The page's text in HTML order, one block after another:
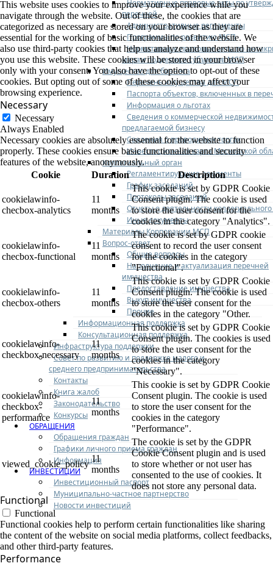
Нормативные правовые акты по
перечней
Административные регламенты
Программы по развитию МСП
Нормативные правовые акты по
мерам поддержки субъектов МСП
Имущество для бизнеса
Перечень имущества для МСП
Паспорта объектов, включенных в
Информация о льготах
Сведения о коммерческой
предлагаемой бизнесу
Сведения о проводимых торгах
Инвестиционная карта Московской
Коллегиальный орган
Регламентирующие документы
График заседаний
Протоколы заседаний
Отчеты о деятельности
Иные документы
Материалы Корпорации МСП
Вопрос-ответ
Общие вопросы
Наполнение и актуализация перечней
имущества
Предоставление имущества
Выкуп имущества
Прочие
Информационная поддержка
Консультационная поддержка
Инфраструктура поддержки
Совет по развитию и поддержке малого и
среднего предпринимательства
Контакты
Книга жалоб
Законодательство
Конкурсы
ОБРАЩЕНИЯ
Обращения граждан
Графики личного приема граждан
Информация
ИНВЕСТИЦИИ
Инвестиционный паспорт
Муниципально-частное партнерство
Новости инвестиций
This website uses cookies to improve your experience while you
navigate through the website. Out of these, the cookies that are
categorized as necessary are stored on your browser as they are
essential for the working of basic functionalities of the website. We
also use third-party cookies that help us analyze and understand how
you use this website. These cookies will be stored in your browser
only with your consent. You also have the option to opt-out of these
cookies. But opting out of some of these cookies may affect your
browsing experience.
Necessary
Necessary
Always Enabled
Necessary cookies are absolutely essential for the website to function
properly. These cookies ensure basic functionalities and security
features of the website, anonymously.
Cookie
Duration Description
cookielawinfo-
checbox-analytics
11
months
This cookie is set by GDPR Cookie
Consent plugin. The cookie is used
to store the user consent for the
cookies in the category "Analytics".
cookielawinfo-
checbox-functional
11
months
The cookie is set by GDPR cookie
consent to record the user consent
for the cookies in the category
"Functional".
cookielawinfo-
checbox-others
11
months
This cookie is set by GDPR Cookie
Consent plugin. The cookie is used
to store the user consent for the
cookies in the category "Other.
cookielawinfo-
checkbox-necessary
11
months
This cookie is set by GDPR Cookie
Consent plugin. The cookies is used
to store the user consent for the
cookies in the category
"Necessary".
cookielawinfo-
checkbox-
performance
11
months
This cookie is set by GDPR Cookie
Consent plugin. The cookie is used
to store the user consent for the
cookies in the category
"Performance".
viewed_cookie_policy
11
months
The cookie is set by the GDPR
Cookie Consent plugin and is used
to store whether or not user has
consented to the use of cookies. It
does not store any personal data.
Functional
Functional
Functional cookies help to perform certain functionalities like sharing
the content of the website on social media platforms, collect feedbacks,
and other third-party features.
Performance